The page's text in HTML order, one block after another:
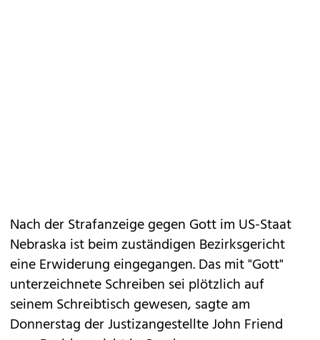
Nach der Strafanzeige gegen Gott im US-Staat
Nebraska ist beim zuständigen Bezirksgericht
eine Erwiderung eingegangen. Das mit "Gott"
unterzeichnete Schreiben sei plötzlich auf
seinem Schreibtisch gewesen, sagte am
Donnerstag der Justizangestellte John Friend